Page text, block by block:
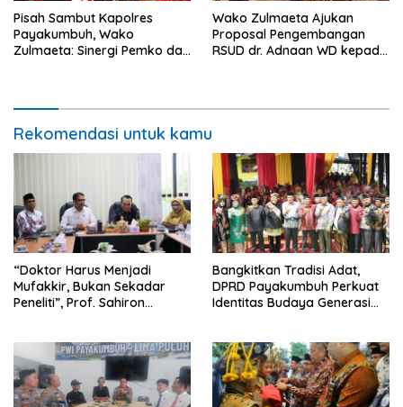
Pisah Sambut Kapolres
Payakumbuh, Wako
Zulmaeta: Sinergi Pemko dan
Wako Zulmaeta Ajukan
Proposal Pengembangan
RSUD dr. Adnaan WD kepada
Rekomendasi untuk kamu
“Doktor Harus Menjadi
Mufakkir, Bukan Sekadar
Peneliti”, Prof. Sahiron
Bangkitkan Tradisi Adat,
DPRD Payakumbuh Perkuat
Identitas Budaya Generasi